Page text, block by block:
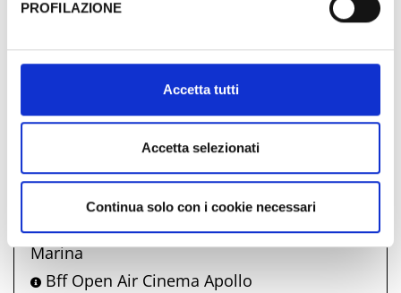
informazioni complete sul trattamento dati clicca qui:
PROFILAZIONE
Accetta tutti
Accetta selezionati
Continua solo con i cookie necessari
propone anche
La carrozza incantata
Fuochi di ferragosto
Onde di Vino
Mercoledì a Casa di Alfredo
Giro d'estate della Borgata Vecchia
Nonno Bunter - Giochi di strada Igea
Marina
Bff Open Air Cinema Apollo